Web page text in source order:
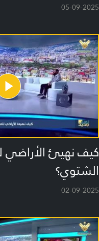
05-09-2025
كيف نهيئ الأراضي
الشتوي؟
02-09-2025